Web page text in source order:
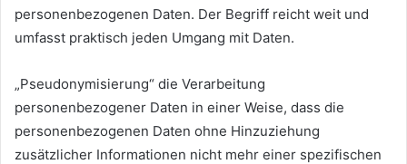
personenbezogenen Daten. Der Begriff reicht weit und
umfasst praktisch jeden Umgang mit Daten.
„Pseudonymisierung“ die Verarbeitung
personenbezogener Daten in einer Weise, dass die
personenbezogenen Daten ohne Hinzuziehung
zusätzlicher Informationen nicht mehr einer spezifischen